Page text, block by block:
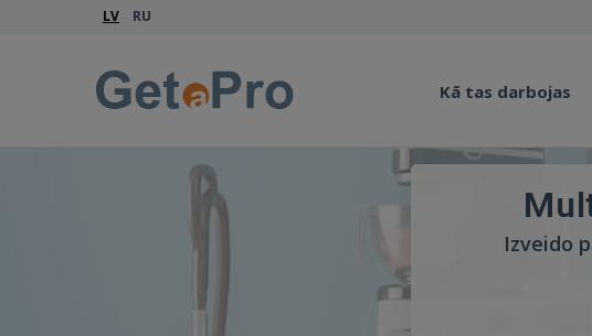
LV RU
Kā tas darbojas
Izveido